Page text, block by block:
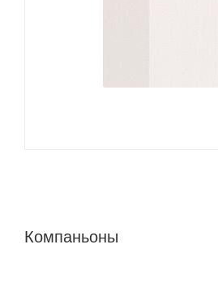
Компаньоны